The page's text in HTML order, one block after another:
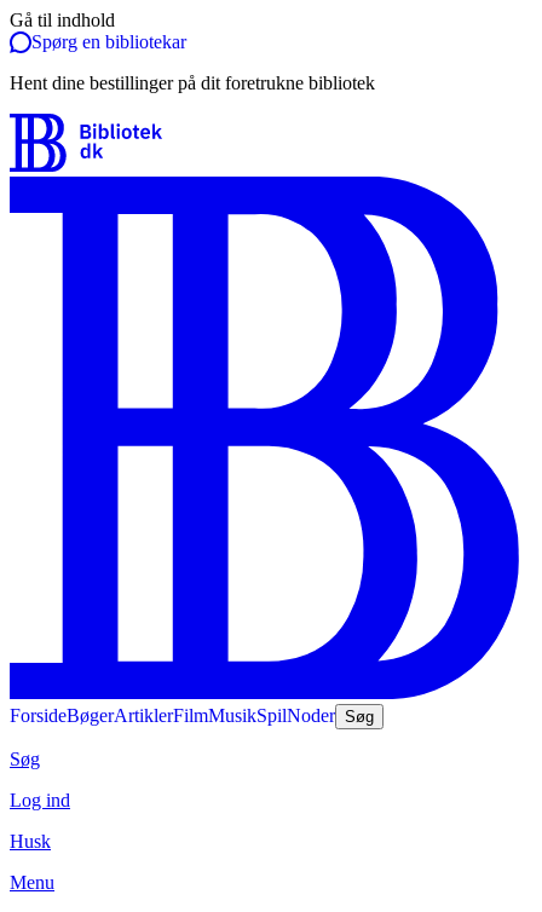
Gå til indhold
Spørg en bibliotekar
Hent dine bestillinger på dit foretrukne bibliotek
ForsideBøgerArtiklerFilmMusikSpilNoder Søg
Søg
Log ind
Husk
Menu